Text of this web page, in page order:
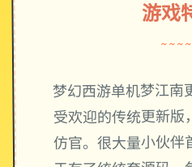
游戏
梦幻西游单机梦江南
受欢迎的传统更新版
仿官。很大量小伙伴